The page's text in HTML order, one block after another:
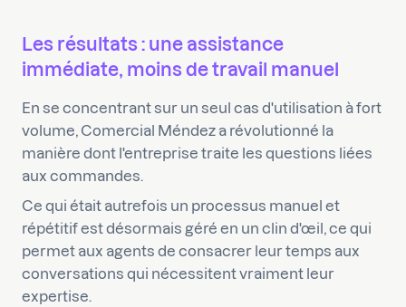
Les résultats : une assistance
immédiate, moins de travail manuel
En se concentrant sur un seul cas d'utilisation à fort
volume, Comercial Méndez a révolutionné la
manière dont l'entreprise traite les questions liées
aux commandes.
Ce qui était autrefois un processus manuel et
répétitif est désormais géré en un clin d'œil, ce qui
permet aux agents de consacrer leur temps aux
conversations qui nécessitent vraiment leur
expertise.